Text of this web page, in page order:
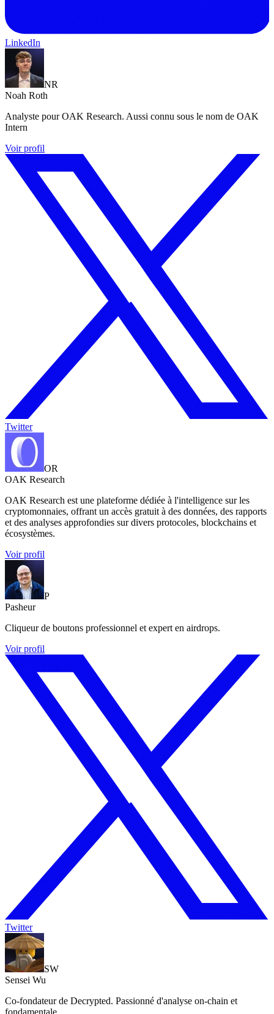
LinkedIn
NR
Noah Roth
Analyste pour OAK Research. Aussi connu sous le nom de OAK
Intern
Voir profil
Twitter
OR
OAK Research
OAK Research est une plateforme dédiée à l'intelligence sur les
cryptomonnaies, offrant un accès gratuit à des données, des rapports
et des analyses approfondies sur divers protocoles, blockchains et
écosystèmes.
Voir profil
P
Pasheur
Cliqueur de boutons professionnel et expert en airdrops.
Voir profil
Twitter
SW
Sensei Wu
Co-fondateur de Decrypted. Passionné d'analyse on-chain et
fondamentale.